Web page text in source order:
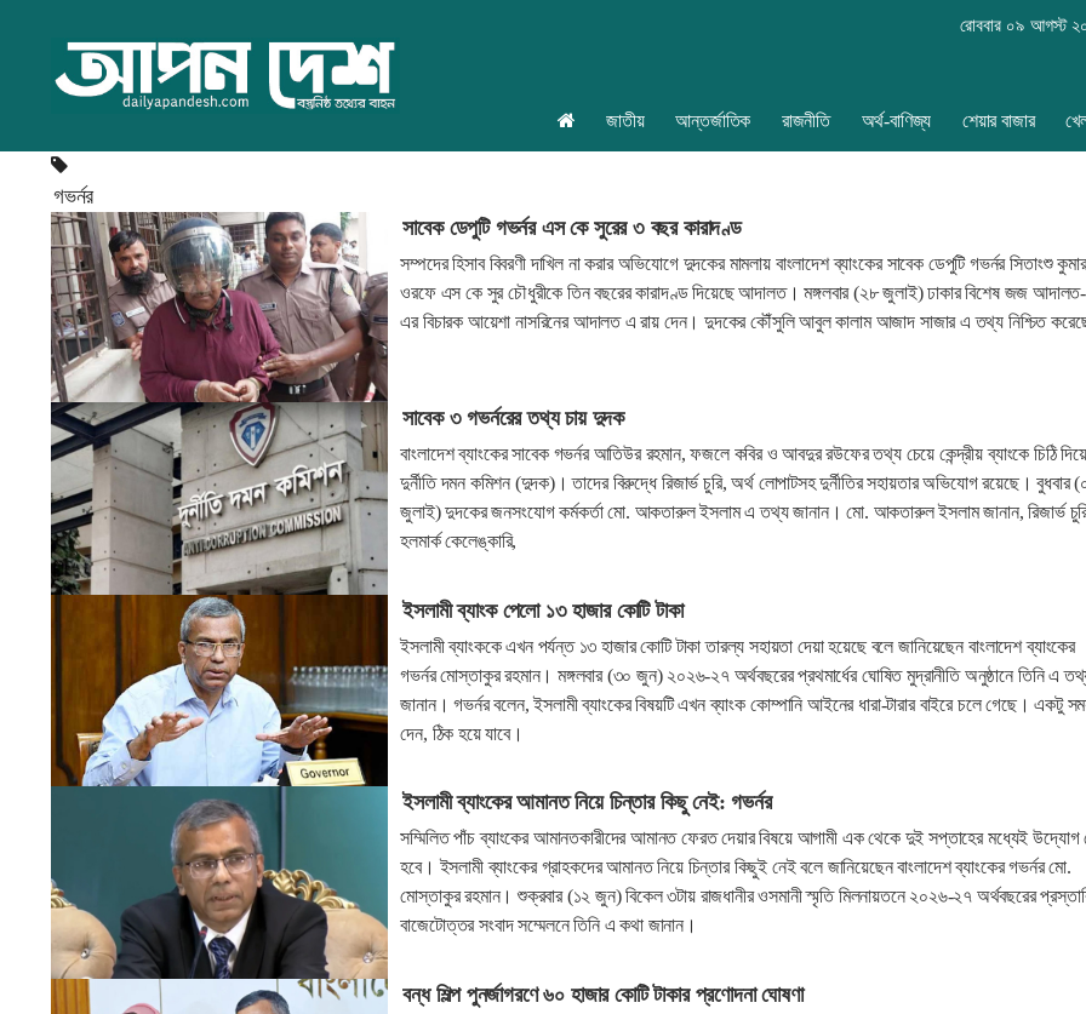
রোববার ০৯ আগস্ট
জাতীয় আন্তর্জাতিক রাজনীতি অর্থ-বাণিজ্য শেয়ার বাজার
গভর্নর
সাবেক ডেপুটি গভর্নর এস কে সুরের ৩ বছর কারাদণ্ড
সম্পদের হিসাব বিবরণী দাখিল না করার অভিযোগে দুদকের মামলায় বাংলাদেশ ব্যাংকের সাবেক ডেপুটি গভর্নর সিতাংশু
ওরফে এস কে সুর চৌধুরীকে তিন বছরের কারাদণ্ড দিয়েছে আদালত। মঙ্গলবার (২৮ জুলাই) ঢাকার বিশেষ জজ
এর বিচারক আয়েশা নাসরিনের আদালত এ রায় দেন। দুদকের কৌঁসুলি আবুল কালাম আজাদ সাজার এ তথ্য নিশ্চিত
সাবেক ৩ গভর্নরের তথ্য চায় দুদক
বাংলাদেশ ব্যাংকের সাবেক গভর্নর আতিউর রহমান, ফজলে কবির ও আবদুর রউফের তথ্য চেয়ে কেন্দ্রীয় ব্যাংকে চিঠি
দুর্নীতি দমন কমিশন (দুদক)। তাদের বিরুদ্ধে রিজার্ভ চুরি, অর্থ লোপাটসহ দুর্নীতির সহায়তার অভিযোগ রয়েছে। বুধবার
জুলাই) দুদকের জনসংযোগ কর্মকর্তা মো. আকতারুল ইসলাম এ তথ্য জানান। মো. আকতারুল ইসলাম জানান, রিজার্ভ
হলমার্ক কেলেঙ্কারি,
ইসলামী ব্যাংক পেলো ১৩ হাজার কোটি টাকা
ইসলামী ব্যাংককে এখন পর্যন্ত ১৩ হাজার কোটি টাকা তারল্য সহায়তা দেয়া হয়েছে বলে জানিয়েছেন বাংলাদেশ ব্যাংকের
গভর্নর মোস্তাকুর রহমান। মঙ্গলবার (৩০ জুন) ২০২৬-২৭ অর্থবছরের প্রথমার্ধের ঘোষিত মুদ্রানীতি অনুষ্ঠানে তিনি এ
জানান। গভর্নর বলেন, ইসলামী ব্যাংকের বিষয়টি এখন ব্যাংক কোম্পানি আইনের ধারা-টারার বাইরে চলে গেছে। একটু
দেন, ঠিক হয়ে যাবে।
ইসলামী ব্যাংকের আমানত নিয়ে চিন্তার কিছু নেই: গভর্নর
সম্মিলিত পাঁচ ব্যাংকের আমানতকারীদের আমানত ফেরত দেয়ার বিষয়ে আগামী এক থেকে দুই সপ্তাহের মধ্যেই উদ্যোগ
হবে। ইসলামী ব্যাংকের গ্রাহকদের আমানত নিয়ে চিন্তার কিছুই নেই বলে জানিয়েছেন বাংলাদেশ ব্যাংকের গভর্নর মো.
মোস্তাকুর রহমান। শুক্রবার (১২ জুন) বিকেল ৩টায় রাজধানীর ওসমানী স্মৃতি মিলনায়তনে ২০২৬-২৭ অর্থবছরের
বাজেটোত্তর সংবাদ সম্মেলনে তিনি এ কথা জানান।
বন্ধ শিল্প পুনর্জাগরণে ৬০ হাজার কোটি টাকার প্রণোদনা ঘোষণা